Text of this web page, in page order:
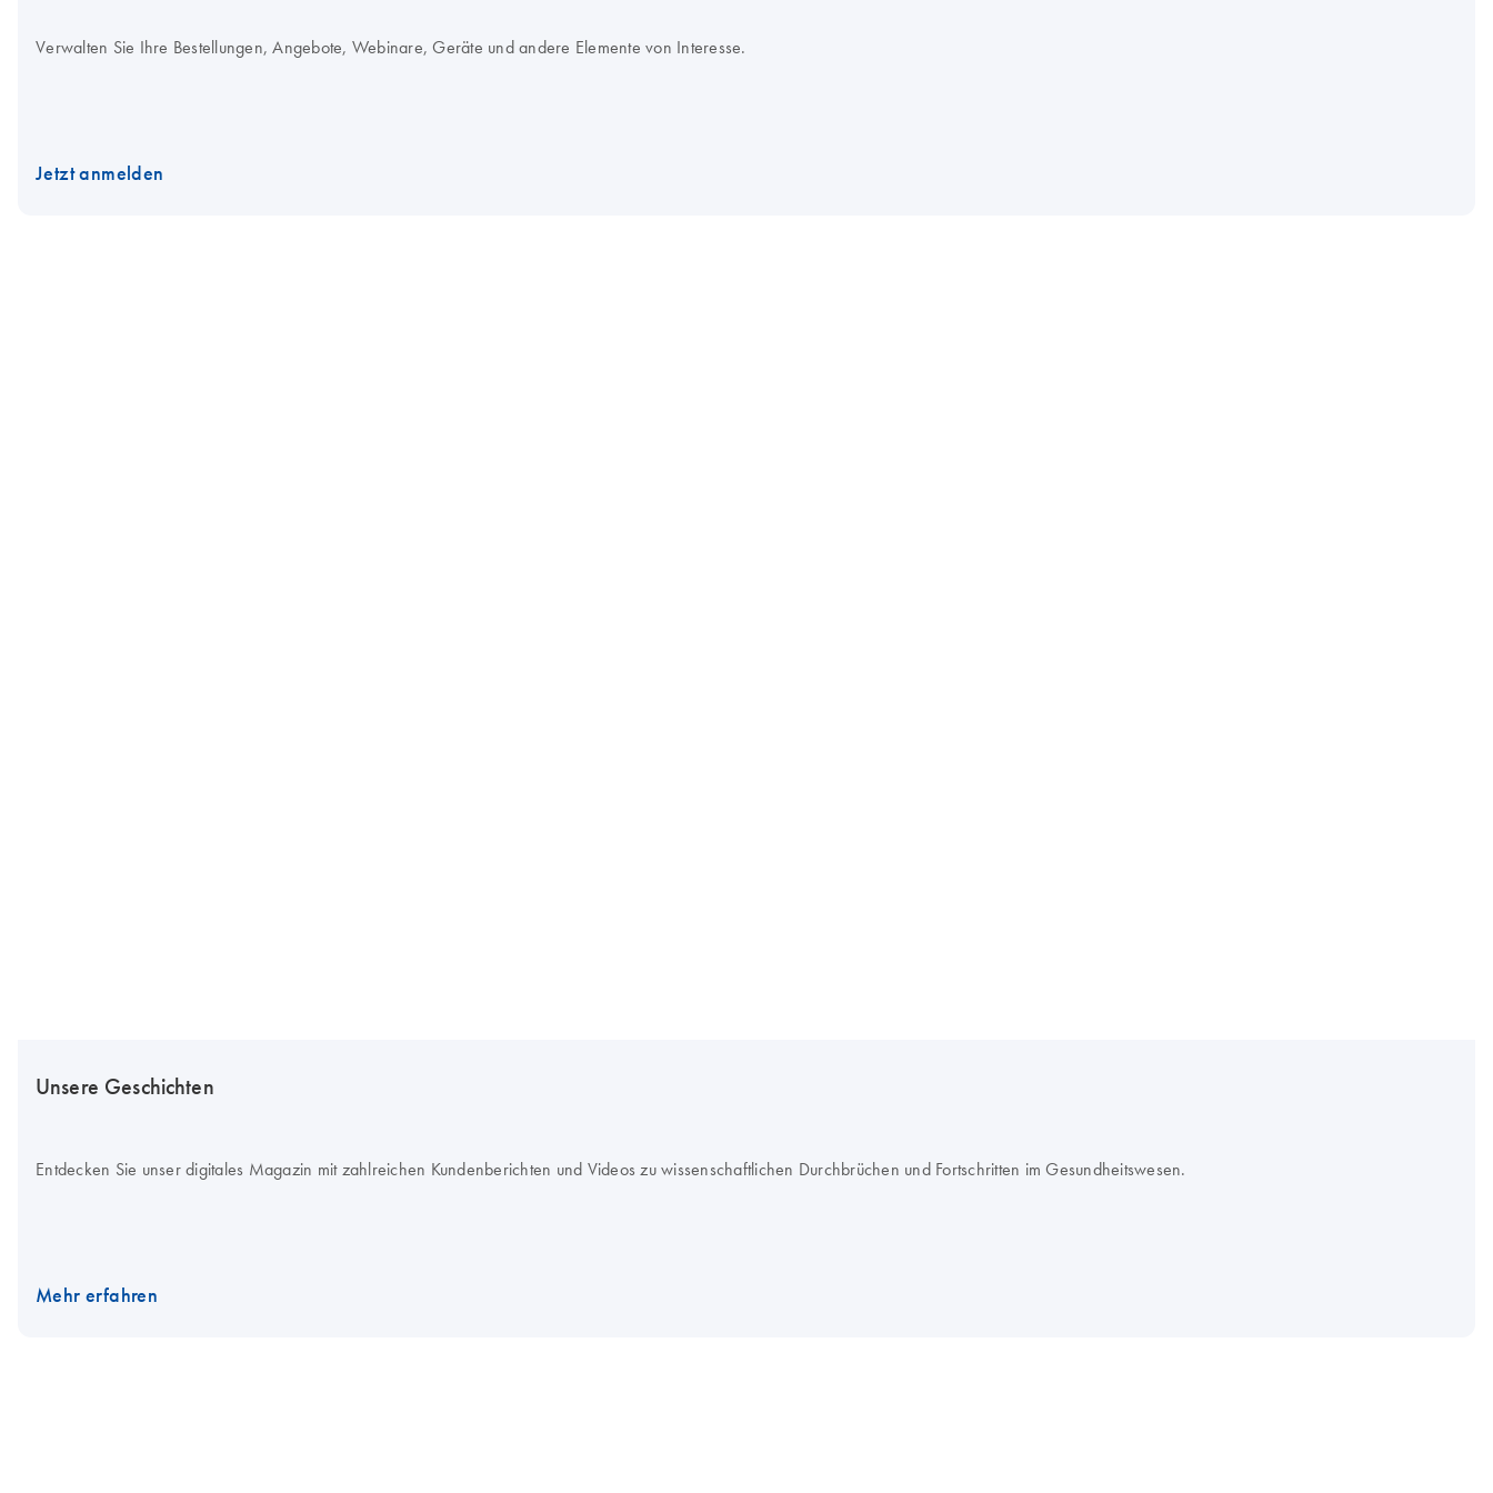
Verwalten Sie Ihre Bestellungen, Angebote, Webinare, Geräte und andere Elemente von Interesse.
Jetzt anmelden
Unsere Geschichten
Entdecken Sie unser digitales Magazin mit zahlreichen Kundenberichten und Videos zu wissenschaftlichen Durchbrüchen und Fortschritten im Gesundheitswesen.
Mehr erfahren